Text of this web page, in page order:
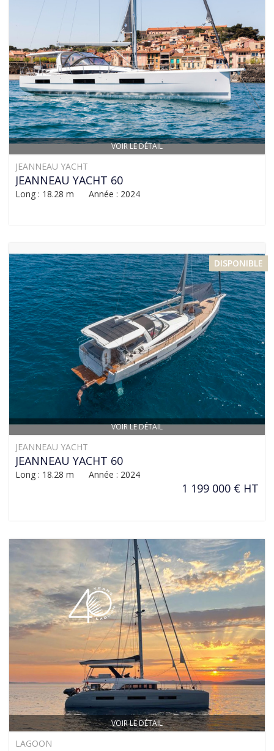
VOIR LE DÉTAIL
JEANNEAU YACHT
JEANNEAU YACHT 60
Long : 18.28 m Année : 2024
VOIR LE DÉTAIL
DISPONIBLE
JEANNEAU YACHT
JEANNEAU YACHT 60
Long : 18.28 m Année : 2024
1 199 000 € HT
VOIR LE DÉTAIL
LAGOON